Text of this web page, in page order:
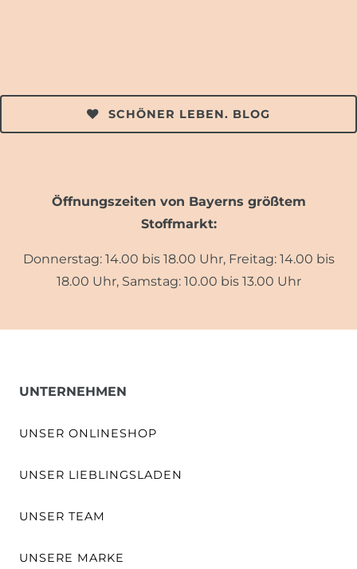
SCHÖNER LEBEN. BLOG
Öffnungszeiten von Bayerns größtem
Stoffmarkt:
Donnerstag: 14.00 bis 18.00 Uhr, Freitag: 14.00 bis
18.00 Uhr, Samstag: 10.00 bis 13.00 Uhr
UNTERNEHMEN
UNSER ONLINESHOP
UNSER LIEBLINGSLADEN
UNSER TEAM
UNSERE MARKE